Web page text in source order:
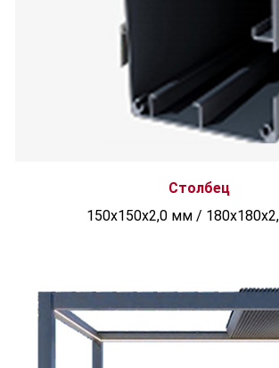
Столбец
150x150x2,0 мм /